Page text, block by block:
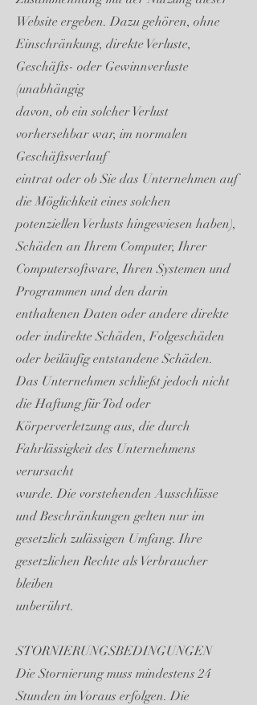
Website ergeben. Dazu gehören, ohne
Einschränkung, direkte Verluste,
Geschäfts- oder Gewinnverluste
(unabhängig
davon, ob ein solcher Verlust
vorhersehbar war, im normalen
Geschäftsverlauf
eintrat oder ob Sie das Unternehmen auf
die Möglichkeit eines solchen
potenziellen Verlusts hingewiesen haben),
Schäden an Ihrem Computer, Ihrer
Computersoftware, Ihren Systemen und
Programmen und den darin
enthaltenen Daten oder andere direkte
oder indirekte Schäden, Folgeschäden
oder beiläufig entstandene Schäden.
Das Unternehmen schließt jedoch nicht
die Haftung für Tod oder
Körperverletzung aus, die durch
Fahrlässigkeit des Unternehmens
verursacht
wurde. Die vorstehenden Ausschlüsse
und Beschränkungen gelten nur im
gesetzlich zulässigen Umfang. Ihre
gesetzlichen Rechte als Verbraucher
bleiben
unberührt.
STORNIERUNGSBEDINGUNGEN
Die Stornierung muss mindestens 24
Stunden im Voraus erfolgen. Die